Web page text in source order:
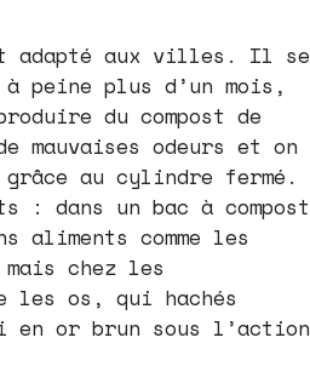
adapté aux villes. Il se
peine plus d’un mois,
du compost de
mauvaises odeurs et on
au cylindre fermé.
: dans un bac à compost
comme les
chez les
les os, qui hachés
en or brun sous l’action